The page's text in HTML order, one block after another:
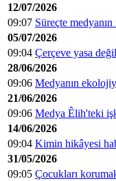
12/07/2026
09:07 Süreçte
05/07/2026
09:04 Çerçeve yasa
28/06/2026
09:06 Medyanın
21/06/2026
09:06 Medya Êlih'teki
14/06/2026
09:04 Kimin hikâyesi
31/05/2026
09:05 Çocukları